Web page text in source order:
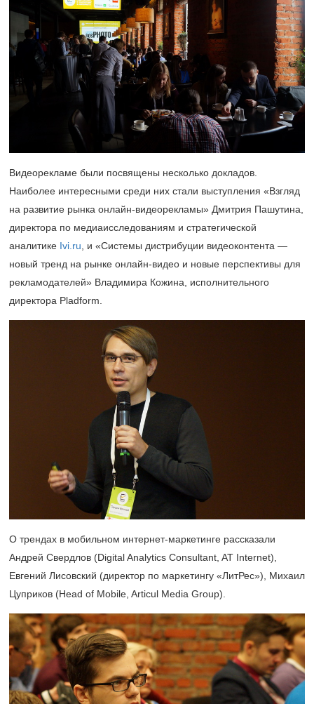
Видеорекламе были посвящены несколько докладов.
Наиболее интересными среди них стали выступления «Взгляд
на развитие рынка онлайн-видеорекламы» Дмитрия Пашутина,
директора по медиаисследованиям и стратегической
аналитике Ivi.ru , и «Системы дистрибуции видеоконтента —
новый тренд на рынке онлайн-видео и новые перспективы для
рекламодателей» Владимира Кожина, исполнительного
директора Pladform.
О трендах в мобильном интернет-маркетинге рассказали
Андрей Свердлов (Digital Analytics Consultant, AT Internet),
Евгений Лисовский (директор по маркетингу «ЛитРес»), Михаил
Цуприков (Head of Mobile, Articul Media Group).